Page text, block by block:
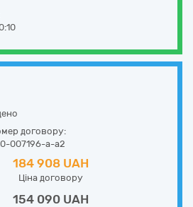
договору:
007196-a-a2
184 908 UAH
Ціна договору
154 090 UAH